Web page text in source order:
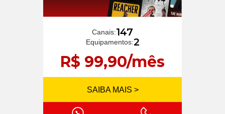
Canais:147
Equipamentos:2
R$ 99,90/mês
SAIBA MAIS >